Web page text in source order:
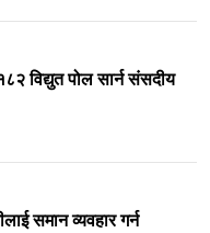
विद्युत पोल सार्न संसदीय
समान व्यवहार गर्न